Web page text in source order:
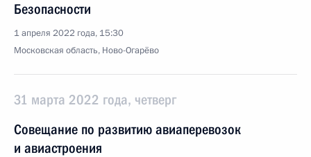
Безопасности
1 апреля 2022 года, 15:30
Московская область, Ново-Огарёво
31 марта 2022 года, четверг
Совещание по развитию авиаперевозок
и авиастроения